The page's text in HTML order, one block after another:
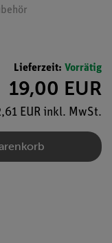
Lieferzeit: Vorrätig
19,00 EUR
EUR inkl. MwSt.